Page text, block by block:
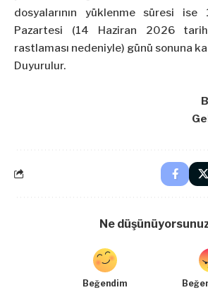
dosyalarının yüklenme süresi
Pazartesi (14 Haziran 2026
rastlaması nedeniyle) günü sonuna
Duyurulur.
Ne
Beğendim